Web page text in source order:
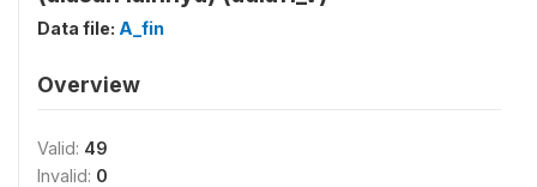
Data file: A_fin
Overview
Valid: 49
Invalid: 0